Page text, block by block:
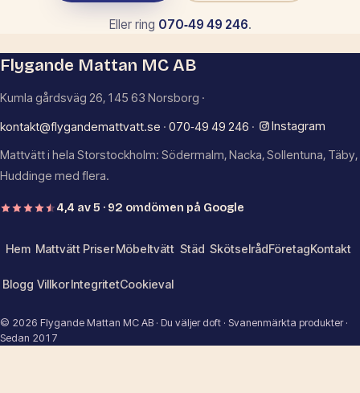
Eller ring 070‑49 49 246.
Flygande Mattan MC AB
Kumla gårdsväg 26, 145 63 Norsborg ·
kontakt@flygandemattvatt.se · 070‑49 49 246 · Instagram
Mattvätt i hela Storstockholm: Södermalm, Nacka, Sollentuna, Täby,
Huddinge med flera.
4,4 av 5 · 92 omdömen på Google
Hem Mattvätt Priser Möbeltvätt Städ SkötselrådFöretagKontakt
Blogg VillkorIntegritetCookieval
© 2026 Flygande Mattan MC AB · Du väljer doft · Svanenmärkta produkter ·
Sedan 2017